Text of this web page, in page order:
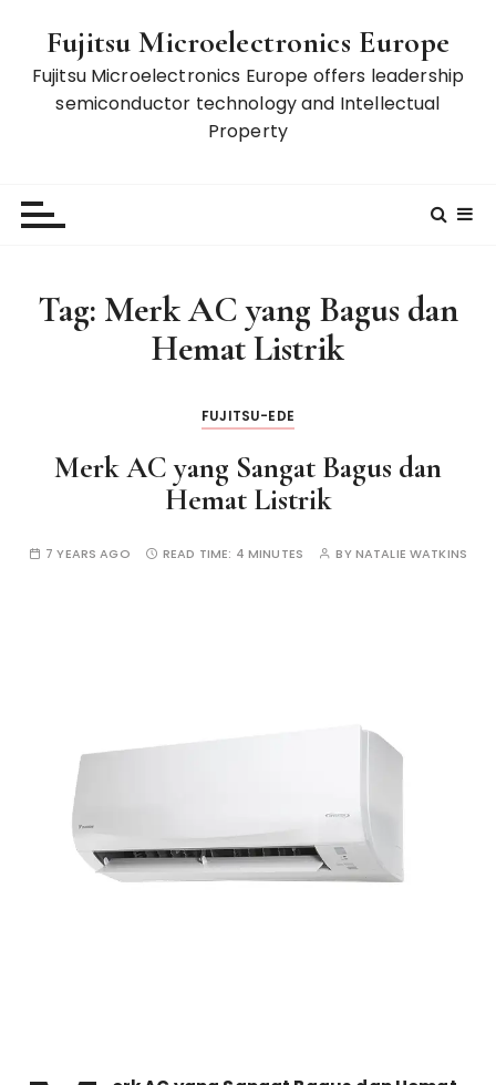
Fujitsu Microelectronics Europe
Fujitsu Microelectronics Europe offers leadership
semiconductor technology and Intellectual
Property
Tag: Merk AC yang Bagus dan
Hemat Listrik
FUJITSU-EDE
Merk AC yang Sangat Bagus dan
Hemat Listrik
7 YEARS AGO READ TIME: 4 MINUTES BYNATALIE WATKINS